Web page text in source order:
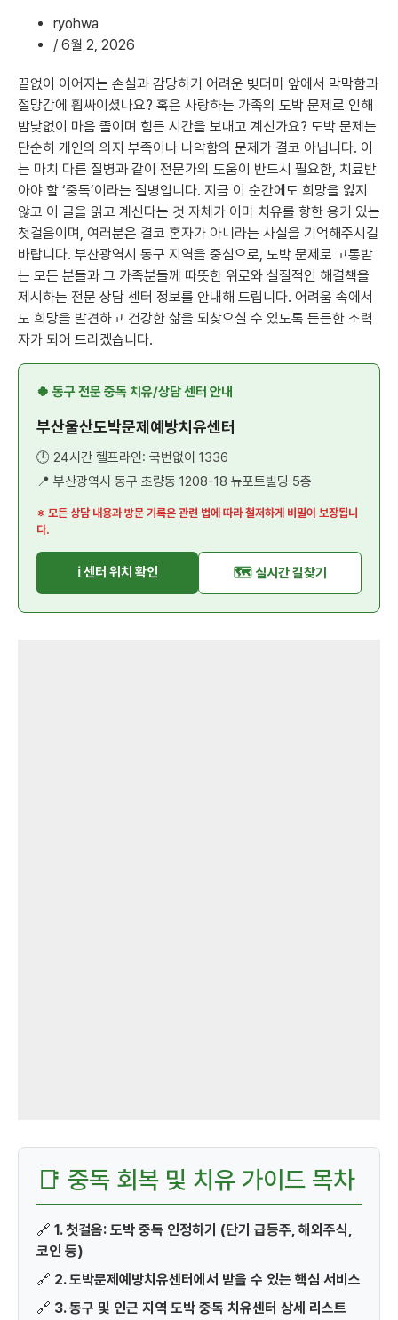
ryohwa
/ 6월 2, 2026
끝없이 이어지는 손실과 감당하기 어려운 빚더미 앞에서 막막함과
절망감에 휩싸이셨나요? 혹은 사랑하는 가족의 도박 문제로 인해
밤낮없이 마음 졸이며 힘든 시간을 보내고 계신가요? 도박 문제는
단순히 개인의 의지 부족이나 나약함의 문제가 결코 아닙니다. 이
는 마치 다른 질병과 같이 전문가의 도움이 반드시 필요한, 치료받
아야 할 ‘중독’이라는 질병입니다. 지금 이 순간에도 희망을 잃지
않고 이 글을 읽고 계신다는 것 자체가 이미 치유를 향한 용기 있는
첫걸음이며, 여러분은 결코 혼자가 아니라는 사실을 기억해주시길
바랍니다. 부산광역시 동구 지역을 중심으로, 도박 문제로 고통받
는 모든 분들과 그 가족분들께 따뜻한 위로와 실질적인 해결책을
제시하는 전문 상담 센터 정보를 안내해 드립니다. 어려움 속에서
도 희망을 발견하고 건강한 삶을 되찾으실 수 있도록 든든한 조력
자가 되어 드리겠습니다.
🍀 동구 전문 중독 치유/상담 센터 안내
부산울산도박문제예방치유센터
🕒 24시간 헬프라인: 국번없이 1336
📍 부산광역시 동구 초량동 1208-18 뉴포트빌딩 5층
※ 모든 상담 내용과 방문 기록은 관련 법에 따라 철저하게 비밀이 보장됩니
다.
ℹ️ 센터 위치 확인 🗺️ 실시간 길찾기
📑 중독 회복 및 치유 가이드 목차
🔗 1. 첫걸음: 도박 중독 인정하기 (단기 급등주, 해외주식,
코인 등)
🔗 2. 도박문제예방치유센터에서 받을 수 있는 핵심 서비스
🔗 3. 동구 및 인근 지역 도박 중독 치유센터 상세 리스트